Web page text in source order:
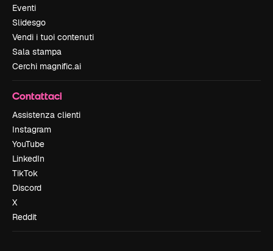
Eventi
Slidesgo
Vendi i tuoi contenuti
Sala stampa
Cerchi magnific.ai
Contattaci
Assistenza clienti
Instagram
YouTube
LinkedIn
TikTok
Discord
X
Reddit